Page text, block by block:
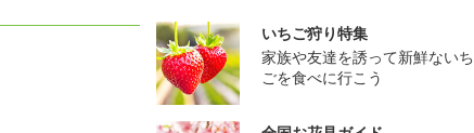
いちご狩り特集
家族や友達を誘って新鮮ないち
ごを食べに行こう